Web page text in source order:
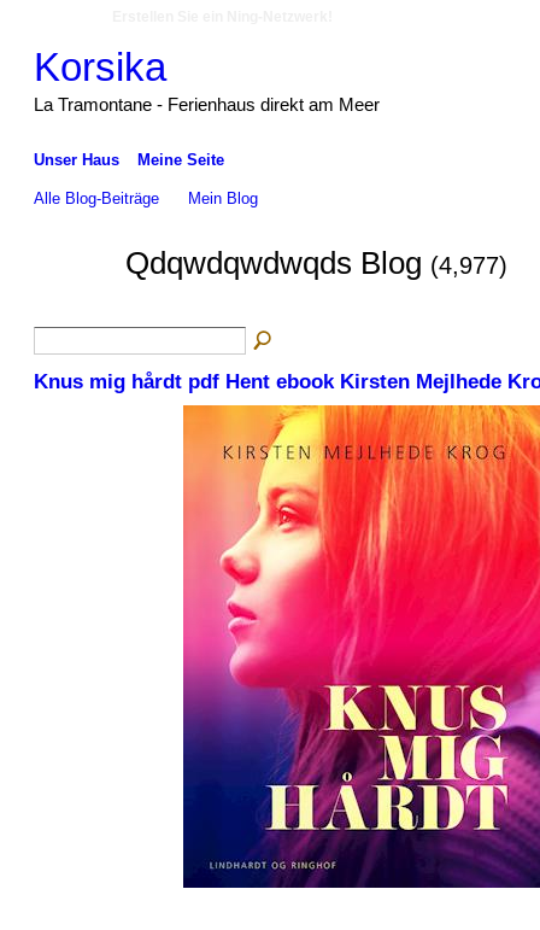
Korsika
La Tramontane - Ferienhaus direkt am Meer
Unser Haus Meine Seite
Alle Blog-Beiträge Mein Blog
Qdqwdqwdwqds Blog (4,977)
Knus mig hårdt pdf Hent ebook Kirsten Mejlhede